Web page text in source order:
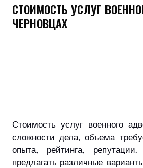
СТОИМОСТЬ УСЛУГ
ЧЕРНОВЦАХ
Стоимость услуг военного
сложности дела, объема
опыта, рейтинга,
предлагать различные